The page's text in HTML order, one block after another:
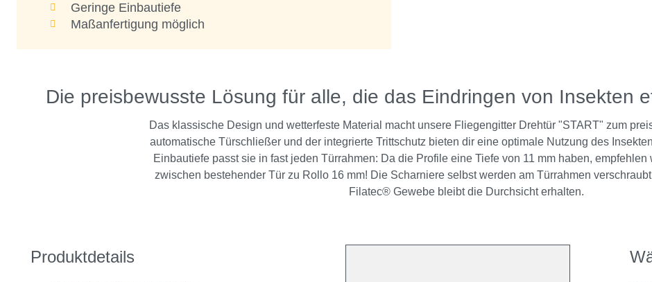
Geringe Einbautiefe
Maßanfertigung möglich
Die preisbewusste Lösung für alle, die das Eindringen von Insekten
Das klassische Design und wetterfeste Material macht unsere Fliegengitter Drehtür "START" zum
automatische Türschließer und der integrierte Trittschutz bieten dir eine optimale Nutzung des
Einbautiefe passt sie in fast jeden Türrahmen: Da die Profile eine Tiefe von 11 mm haben, empfehlen
zwischen bestehender Tür zu Rollo 16 mm! Die Scharniere selbst werden am Türrahmen
Filatec® Gewebe bleibt die Durchsicht erhalten.
Produktdetails